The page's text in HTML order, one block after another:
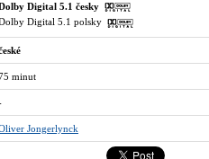
Digital 5.1 česky
Digital 5.1 polsky
minut
Jongerlynck